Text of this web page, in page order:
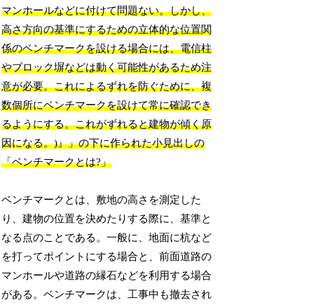
マンホールなどに付けて問題ない。しかし、
高さ方向の基準にするための立体的な位置関
係のベンチマークを設ける場合には、電信柱
やブロック塀などは動く可能性があるため注
意が必要。これによるずれを防ぐために、複
数個所にベンチマークを設けて常に確認でき
るようにする。これがずれると建物が傾く原
因になる。)』」の下に作られた小見出しの
「ベンチマークとは?」
ベンチマークとは、敷地の高さを測定した
り、建物の位置を決めたりする際に、基準と
なる点のことである。一般に、地面に杭など
を打ってポイントにする場合と、前面道路の
マンホールや道路の縁石などを利用する場合
がある。ベンチマークは、工事中も撤去され